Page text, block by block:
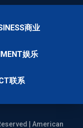
商业
娱乐
联系
| American